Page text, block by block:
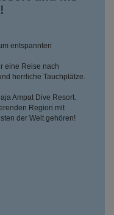
entspannten
eine Reise nach
herrliche Tauchplätze.
Ampat Dive Resort.
Region mit
der Welt gehören!